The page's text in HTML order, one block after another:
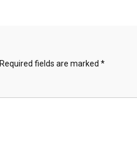
Required fields are marked *